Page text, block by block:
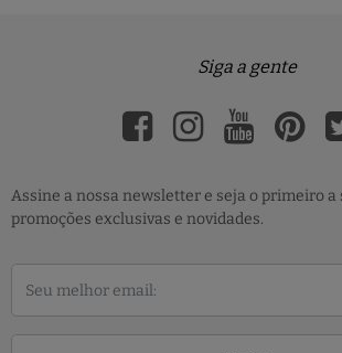
Siga a gente
Assine a nossa newsletter e seja o primeiro a
promoções exclusivas e novidades.